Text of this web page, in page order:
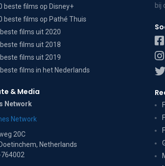
beste films op Disney+
beste films op Pathé Thuis
films uit 2020
films uit 2018
films uit 2019
films in het Nederlands
& Media
Network
20C
Netherlands
bij